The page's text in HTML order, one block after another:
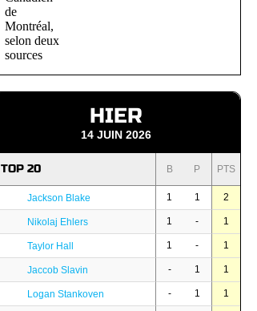
HIER
14 JUIN 2026
TOP 20 B P PTS
Jackson Blake 1 1 2
Nikolaj Ehlers 1 - 1
Taylor Hall 1 - 1
Jaccob Slavin - 1 1
Logan Stankoven - 1 1